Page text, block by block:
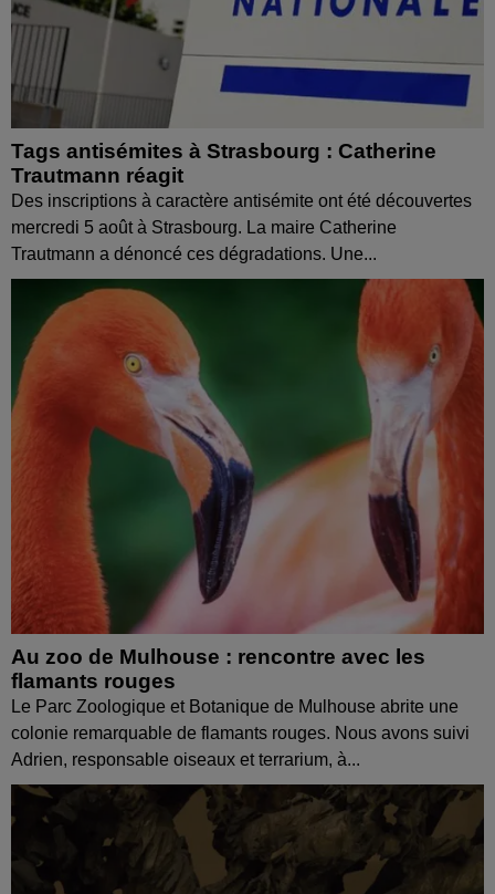
Tags antisémites à Strasbourg : Catherine
Trautmann réagit
Des inscriptions à caractère antisémite ont été découvertes
mercredi 5 août à Strasbourg. La maire Catherine
Trautmann a dénoncé ces dégradations. Une...
Au zoo de Mulhouse : rencontre avec les
flamants rouges
Le Parc Zoologique et Botanique de Mulhouse abrite une
colonie remarquable de flamants rouges. Nous avons suivi
Adrien, responsable oiseaux et terrarium, à...